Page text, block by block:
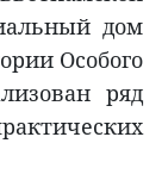
дом
Особого
ряд